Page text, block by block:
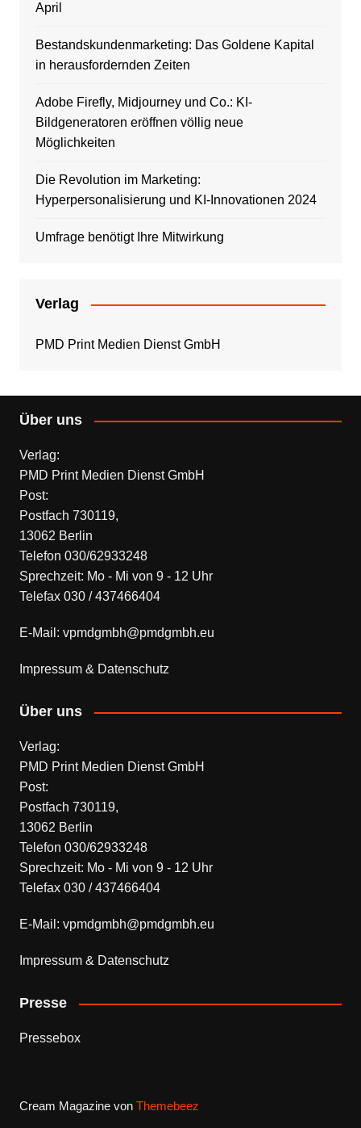
April
Bestandskundenmarketing: Das Goldene Kapital
in herausfordernden Zeiten
Adobe Firefly, Midjourney und Co.: KI-
Bildgeneratoren eröffnen völlig neue
Möglichkeiten
Die Revolution im Marketing:
Hyperpersonalisierung und KI-Innovationen 2024
Umfrage benötigt Ihre Mitwirkung
Verlag
PMD Print Medien Dienst GmbH
Über uns
Verlag:
PMD Print Medien Dienst GmbH
Post:
Postfach 730119,
13062 Berlin
Telefon 030/62933248
Sprechzeit: Mo - Mi von 9 - 12 Uhr
Telefax 030 / 437466404
E-Mail: vpmdgmbh@pmdgmbh.eu
Impressum & Datenschutz
Über uns
Verlag:
PMD Print Medien Dienst GmbH
Post:
Postfach 730119,
13062 Berlin
Telefon 030/62933248
Sprechzeit: Mo - Mi von 9 - 12 Uhr
Telefax 030 / 437466404
E-Mail: vpmdgmbh@pmdgmbh.eu
Impressum & Datenschutz
Presse
Pressebox
Cream Magazine von Themebeez